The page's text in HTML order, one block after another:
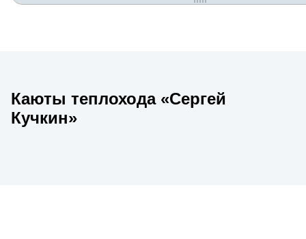
Каюты теплохода «Сергей
Кучкин»